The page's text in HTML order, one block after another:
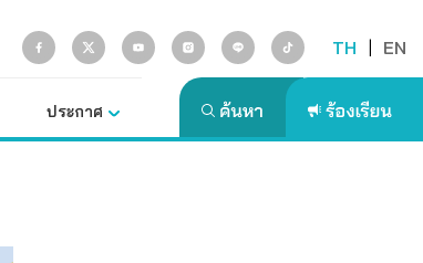
TH | EN
ประกาศ